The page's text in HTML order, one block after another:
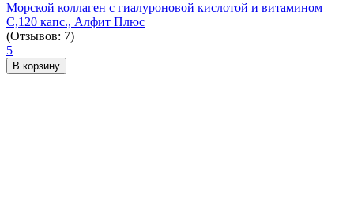
Морской коллаген с гиалуроновой кислотой и витамином
С,120 капс., Алфит Плюс
(Отзывов: 7)
5
В корзину